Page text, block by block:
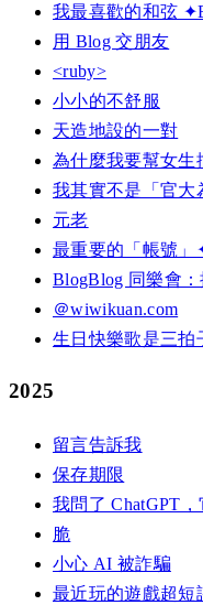
我最喜歡的和弦
用 Blog 交朋友
<ruby>
小小的不舒服
天造地設的一對
為什麼我要幫女生
我其實不是「官大
元老
最重要的「帳號
BlogBlog 同樂會：
＠wiwikuan.com
生日快樂歌是三拍
2025
留言告訴我
保存期限
我問了 ChatGPT
脆
小心 AI 被詐騙
最近玩的遊戲超短